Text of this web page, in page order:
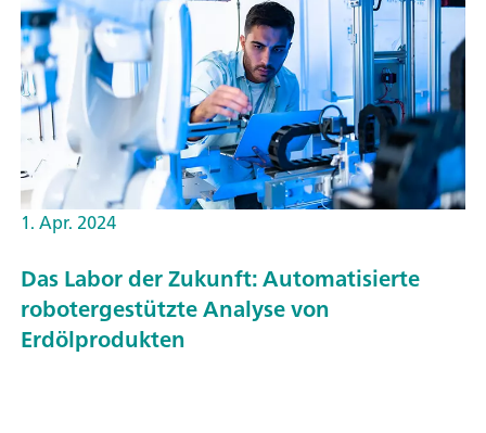
1. Apr. 2024
Das Labor der Zukunft: Automatisierte
robotergestützte Analyse von
Erdölprodukten